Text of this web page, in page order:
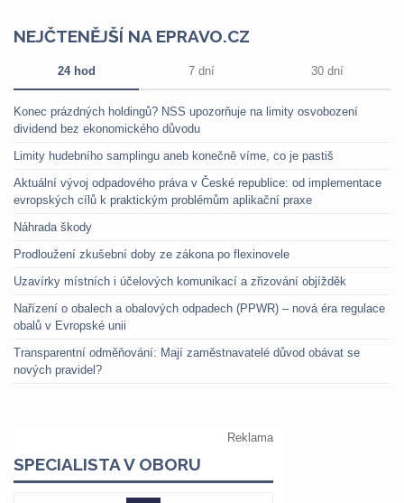
NEJČTENĚJŠÍ NA EPRAVO.CZ
24 hod 7 dní 30 dní
Konec prázdných holdingů? NSS upozorňuje na limity osvobození
dividend bez ekonomického důvodu
Limity hudebního samplingu aneb konečně víme, co je pastiš
Aktuální vývoj odpadového práva v České republice: od implementace
evropských cílů k praktickým problémům aplikační praxe
Náhrada škody
Prodloužení zkušební doby ze zákona po flexinovele
Uzavírky místních i účelových komunikací a zřizování objížděk
Nařízení o obalech a obalových odpadech (PPWR) – nová éra regulace
obalů v Evropské unii
Transparentní odměňování: Mají zaměstnavatelé důvod obávat se
nových pravidel?